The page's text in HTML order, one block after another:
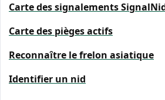
Carte des signalements
Carte des pièges actifs
Reconnaître le frelon asiatique
Identifier un nid